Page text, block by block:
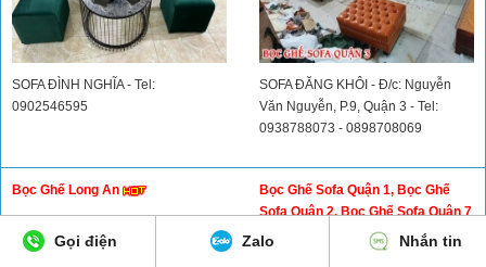
SOFA ĐÌNH NGHĨA - Tel:
0902546595
SOFA ĐĂNG KHÔI - Đ/c: Nguyễn
Văn Nguyễn, P.9, Quận 3 - Tel:
0938788073 - 0898708069
Bọc Ghế Long An
Bọc Ghế Sofa Quận 1, Bọc Ghế
Sofa Quận 2, Bọc Ghế Sofa Quận 7
Gọi điện Zalo Nhắn tin